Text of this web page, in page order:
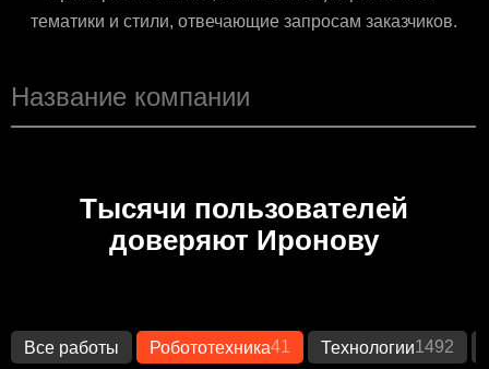
тематики и стили, отвечающие запросам заказчиков.
Тысячи пользователей
доверяют Иронову
Все работы Робототехника41 Технологии1492